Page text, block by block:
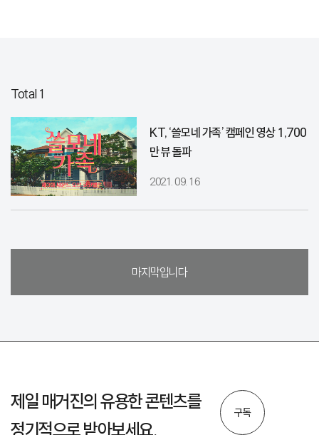
Total 1
KT, ‘쓸모네 가족’ 캠페인 영상 1,700
만 뷰 돌파
2021. 09. 16
마지막입니다
제일 매거진의 유용한 콘텐츠를
정기적으로 받아보세요.
구독